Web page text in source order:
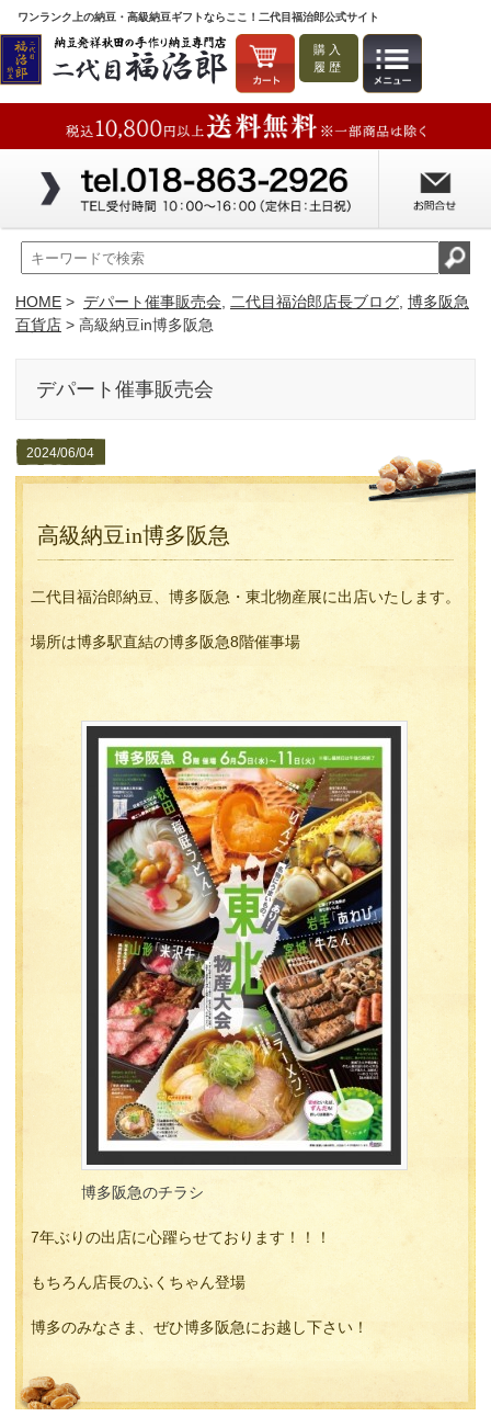
ワンランク上の納豆・高級納豆ギフトならここ！二代目福治郎公式サイト
購入
履歴
HOME > デパート催事販売会 二代目福治郎店長ブログ 博多阪急
百貨店 > 高級納豆in博多阪急
デパート催事販売会
2024/06/04
高級納豆in博多阪急
二代目福治郎納豆、博多阪急・東北物産展に出店いたします。
場所は博多駅直結の博多阪急8階催事場
博多阪急のチラシ
7年ぶりの出店に心躍らせております！！！
もちろん店長のふくちゃん登場
博多のみなさま、ぜひ博多阪急にお越し下さい！